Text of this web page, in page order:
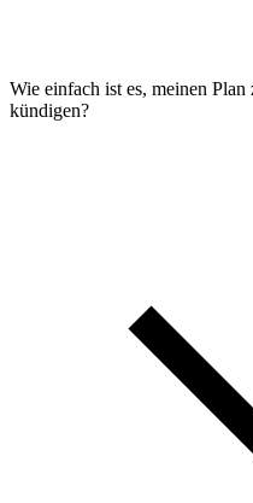
Wie einfach ist es, meinen
kündigen?